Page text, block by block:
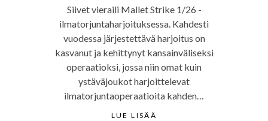
Siivet vieraili Mallet Strike 1/26 -
ilmatorjuntaharjoituksessa. Kahdesti
vuodessa järjestettävä harjoitus on
kasvanut ja kehittynyt kansainväliseksi
operaatioksi, jossa niin omat kuin
ystäväjoukot harjoittelevat
ilmatorjuntaoperaatioita kahden…
LUE LISÄÄ